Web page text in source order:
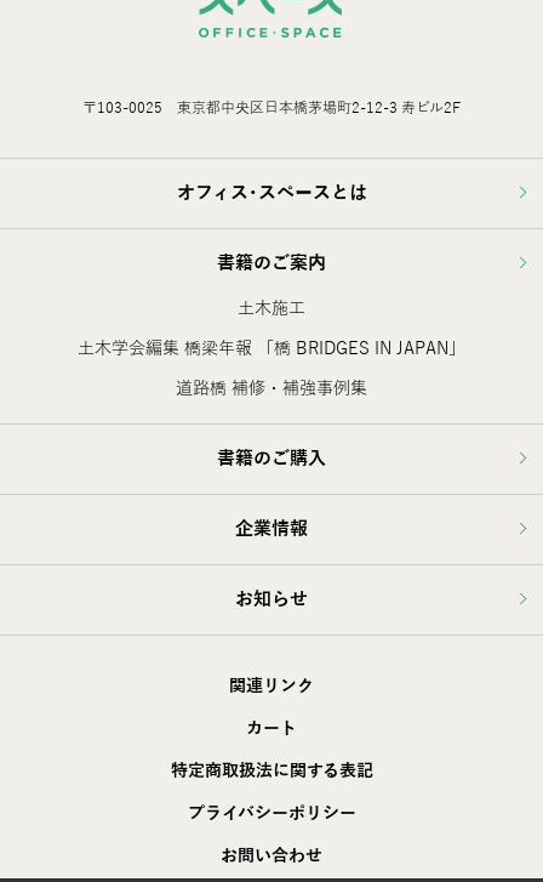
〒103-0025 東京都中央区日本橋茅場町2-12-3 寿ビル2F
オフィス･スペースとは
書籍のご案内
土木施工
土木学会編集 橋梁年報 「橋 BRIDGES IN JAPAN」
道路橋 補修・補強事例集
書籍のご購入
企業情報
お知らせ
関連リンク
カート
特定商取扱法に関する表記
プライバシーポリシー
お問い合わせ